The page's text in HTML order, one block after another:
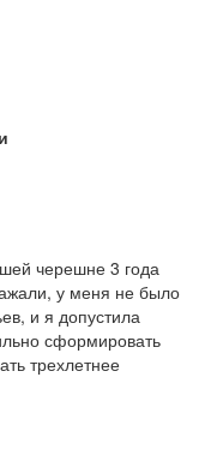
черешне 3 года
у меня не было
и я допустила
сформировать
трехлетнее